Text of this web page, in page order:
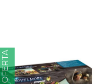
OFERTA